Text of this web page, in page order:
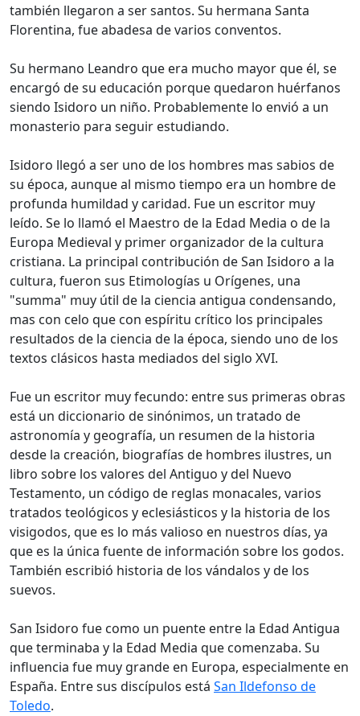
también llegaron a ser santos. Su hermana Santa
Florentina, fue abadesa de varios conventos.
Su hermano Leandro que era mucho mayor que él, se
encargó de su educación porque quedaron huérfanos
siendo Isidoro un niño. Probablemente lo envió a un
monasterio para seguir estudiando.
Isidoro llegó a ser uno de los hombres mas sabios de
su época, aunque al mismo tiempo era un hombre de
profunda humildad y caridad. Fue un escritor muy
leído. Se lo llamó el Maestro de la Edad Media o de la
Europa Medieval y primer organizador de la cultura
cristiana. La principal contribución de San Isidoro a la
cultura, fueron sus Etimologías u Orígenes, una
"summa" muy útil de la ciencia antigua condensando,
mas con celo que con espíritu crítico los principales
resultados de la ciencia de la época, siendo uno de los
textos clásicos hasta mediados del siglo XVI.
Fue un escritor muy fecundo: entre sus primeras obras
está un diccionario de sinónimos, un tratado de
astronomía y geografía, un resumen de la historia
desde la creación, biografías de hombres ilustres, un
libro sobre los valores del Antiguo y del Nuevo
Testamento, un código de reglas monacales, varios
tratados teológicos y eclesiásticos y la historia de los
visigodos, que es lo más valioso en nuestros días, ya
que es la única fuente de información sobre los godos.
También escribió historia de los vándalos y de los
suevos.
San Isidoro fue como un puente entre la Edad Antigua
que terminaba y la Edad Media que comenzaba. Su
influencia fue muy grande en Europa, especialmente en
España. Entre sus discípulos está San Ildefonso de
Toledo.